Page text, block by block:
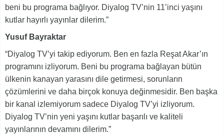
beni bu programa bağlıyor. Diyalog TV’nin 11’inci yaşını
kutlar hayırlı yayınlar dilerim.”
Yusuf Bayraktar
“Diyalog TV’yi takip ediyorum. Ben en fazla Reşat Akar’ın
programını izliyorum. Beni bu programa bağlayan bütün
ülkenin kanayan yarasını dile getirmesi, sorunların
çözümlerini ve daha birçok konuya değinmesidir. Ben başka
bir kanal izlemiyorum sadece Diyalog TV’yi izliyorum.
Diyalog TV’nin yeni yaşını kutlar başarılı ve kaliteli
yayınlarının devamını dilerim.”